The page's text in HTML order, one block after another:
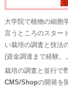
大学院で植物の細胞
言うところのスター
い栽培の調査と技法
(資金調達まで経験。
栽培の調査と並行で
CMS/Shopの開発を